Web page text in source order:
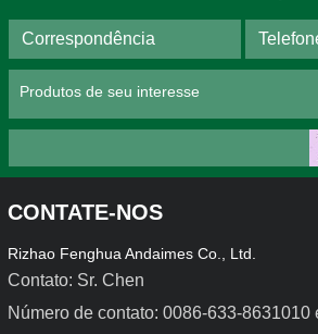
CONTATE-NOS
Rizhao Fenghua Andaimes Co., Ltd.
Contato: Sr. Chen
Número de contato: 0086-633-